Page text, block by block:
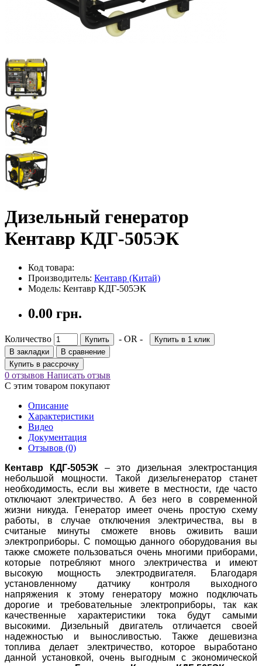
Дизельный генератор
Кентавр КДГ-505ЭК
Код товара:
Производитель: Кентавр (Китай)
Модель: Кентавр КДГ-505ЭК
0.00 грн.
Количество Купить - OR -
Купить в 1 клик
В закладки
В сравнение
Купить в рассрочку
0 отзывов Написать отзыв
С этим товаром покупают
Описание
Характеристики
Видео
Документация
Отзывов (0)
Кентавр КДГ-505ЭК – это дизельная электростанция
небольшой мощности. Такой дизельгенератор станет
необходимость, если вы живете в местности, где часто
отключают электричество. А без него в современной
жизни никуда. Генератор имеет очень простую схему
работы, в случае отключения электричества, вы в
считаные минуты сможете вновь оживить ваши
электроприборы. С помощью данного оборудования вы
также сможете пользоваться очень многими приборами,
которые потребляют много электричества и имеют
высокую мощность электродвигателя. Благодаря
установленному датчику контроля выходного
напряжения к этому генератору можно подключать
дорогие и требовательные электроприборы, так как
качественные характеристики тока будут самыми
высокими. Дизельный двигатель отличается своей
надежностью и выносливостью. Также дешевизна
топлива делает электричество, которое выработано
данной установкой, очень выгодным с экономической